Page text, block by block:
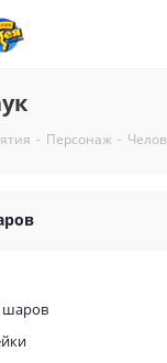
- Персонаж -
шаров